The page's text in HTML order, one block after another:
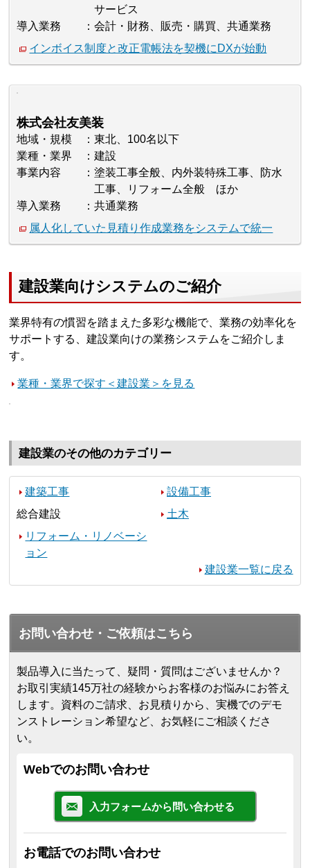
サービス
導入業務
会計・財務、販売・購買、共通業務
インボイス制度と改正電帳法を契機にDXが始動
株式会社友美装
地域・規模
東北、100名以下
業種・業界
建設
事業内容
塗装工事全般、内外装特殊工事、防水
工事、リフォーム全般 ほか
導入業務
共通業務
属人化していた見積り作成業務をシステムで統一
建設業向けシステムのご紹介
業界特有の慣習を踏まえた多彩な機能で、業務の効率化を
サポートする、建設業向けの業務システムをご紹介しま
す。
業種・業界で探す＜建設業＞を見る
建設業のその他のカテゴリー
建築工事
設備工事
総合建設
土木
リフォーム・リノベーシ
ョン
建設業一覧に戻る
お問い合わせ・ご依頼はこちら
製品導入に当たって、疑問・質問はございませんか？
お取引実績145万社の経験からお客様のお悩みにお答え
します。 資料のご請求、お見積りから、実機でのデモ
ンストレーション希望など、お気軽にご相談くださ
い。
Webでのお問い合わせ
入力フォームから問い合わせる
お電話でのお問い合わせ